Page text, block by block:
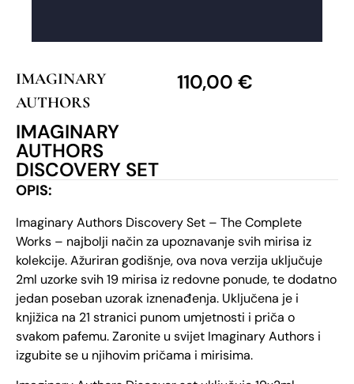
IMAGINARY
AUTHORS
IMAGINARY
AUTHORS
DISCOVERY SET
110,00 €
OPIS:
Imaginary Authors Discovery Set – The Complete
Works – najbolji način za upoznavanje svih mirisa iz
kolekcije. Ažuriran godišnje, ova nova verzija uključuje
2ml uzorke svih 19 mirisa iz redovne ponude, te dodatno
jedan poseban uzorak iznenađenja. Uključena je i
knjižica na 21 stranici punom umjetnosti i priča o
svakom pafemu. Zaronite u svijet Imaginary Authors i
izgubite se u njihovim pričama i mirisima.